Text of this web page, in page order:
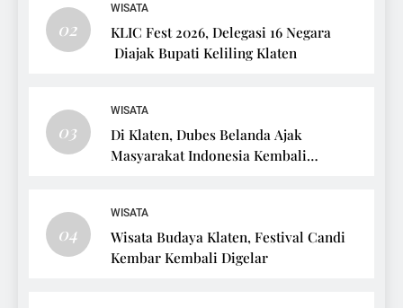
02
WISATA
KLIC Fest 2026, Delegasi 16 Negara
Diajak Bupati Keliling Klaten
03
WISATA
Di Klaten, Dubes Belanda Ajak
Masyarakat Indonesia Kembali
04
WISATA
Wisata Budaya Klaten, Festival Candi
Kembar Kembali Digelar